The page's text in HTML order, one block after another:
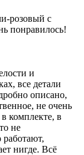
розовый с
понравилось!
и
все детали
описано,
не очень
комплекте, в
не
работают,
нигде. Всё